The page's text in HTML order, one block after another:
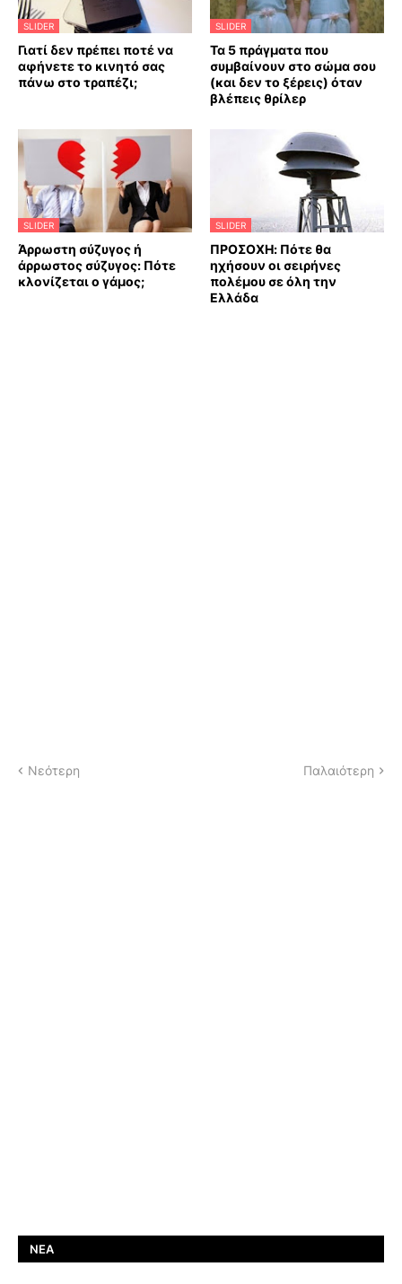
SLIDER
Γιατί δεν πρέπει ποτέ να
αφήνετε το κινητό σας
πάνω στο τραπέζι;
SLIDER
Τα 5 πράγματα που
συμβαίνουν στο σώμα σου
(και δεν το ξέρεις) όταν
βλέπεις θρίλερ
SLIDER
Άρρωστη σύζυγος ή
άρρωστος σύζυγος: Πότε
κλονίζεται ο γάμος;
SLIDER
ΠΡΟΣΟΧΗ: Πότε θα
ηχήσουν οι σειρήνες
πολέμου σε όλη την
Ελλάδα
Νεότερη Παλαιότερη
ΝΈΑ